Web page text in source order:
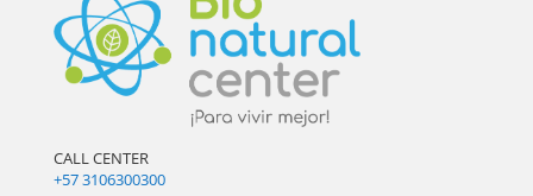
CALL CENTER
+57 3106300300